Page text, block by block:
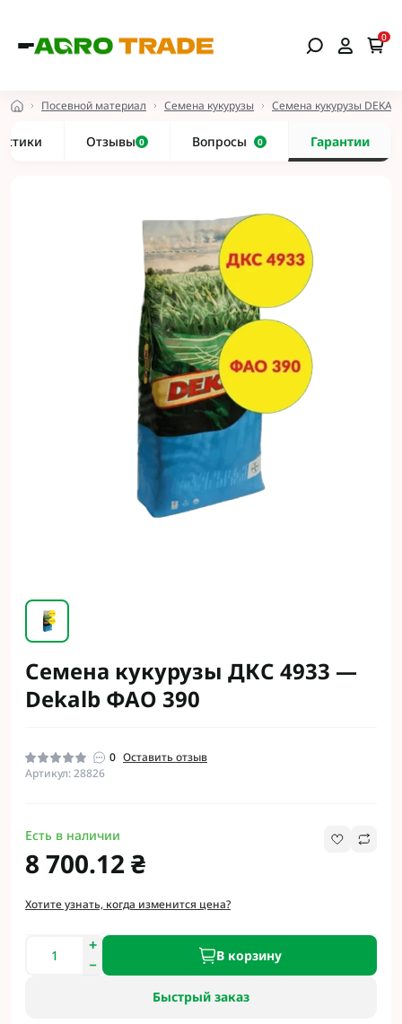
0
Посевной материал Семена кукурузы Семена кукурузы
Отзывы 0 Вопросы 0 Гарантии
Семена кукурузы ДКС 4933 —
Dekalb ФАО 390
0 Оставить отзыв
Артикул: 28826
Есть в наличии
8 700.12 ₴
Хотите узнать, когда изменится цена?
В корзину
Быстрый заказ